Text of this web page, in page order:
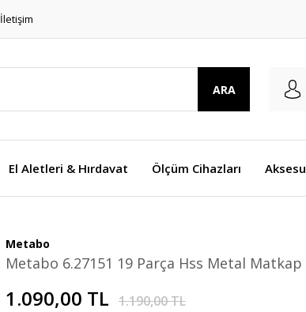
İletişim
ARA
El Aletleri & Hırdavat Ölçüm Cihazları
Metabo
Metabo 6.27151 19 Parça Hss Metal
1.090,00 TL 1.190,00 TL